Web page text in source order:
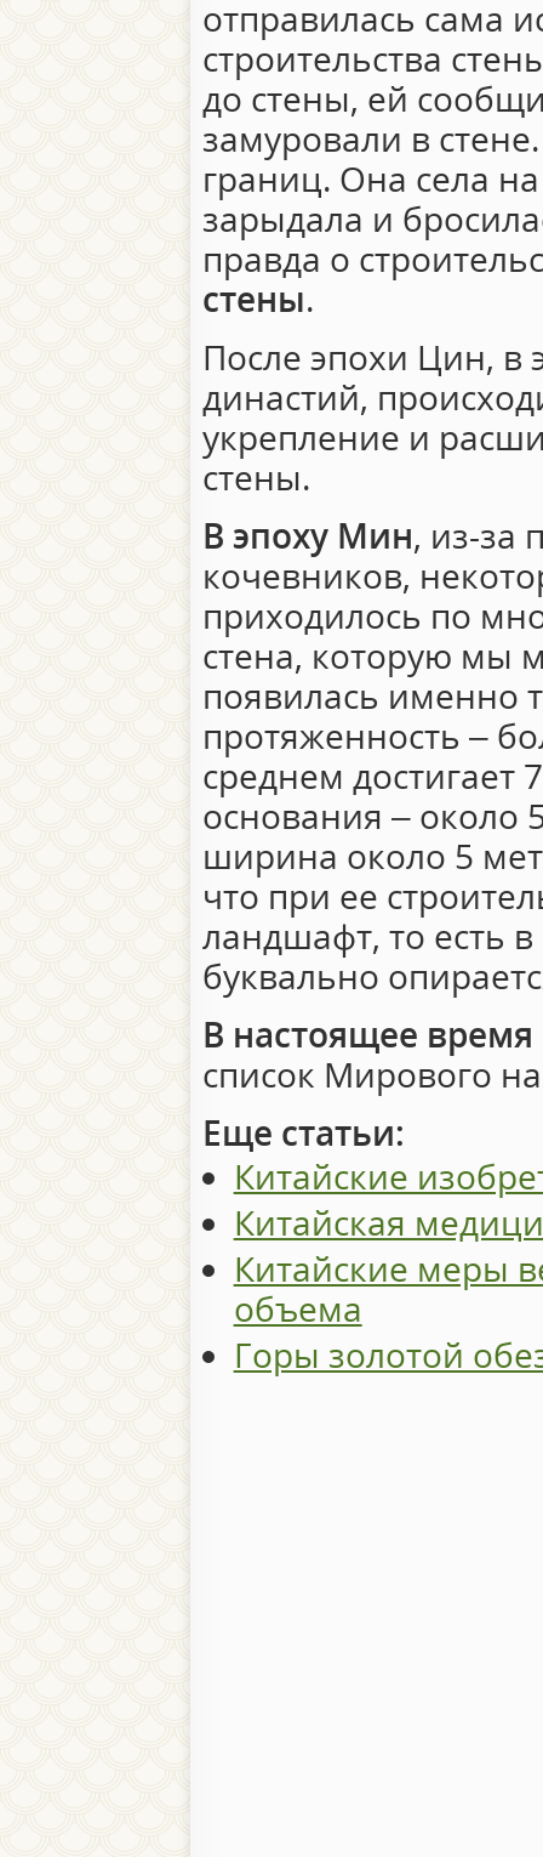
отправилась сама
строительства
до стены, ей
замуровали в
границ. Она села
зарыдала и
правда о
стены.
После эпохи Цин, в
династий,
укрепление и
стены.
В эпоху Мин, из-за
кочевников,
приходилось по
стена, которую мы
появилась именно
протяженность –
среднем
основания – около
ширина около 5
что при ее
ландшафт, то есть
буквально
В настоящее время
список Мирового
Еще статьи:
Китайские
Китайская
Китайские меры
объема
Горы золотой